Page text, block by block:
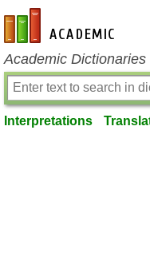
en-academic.com
Academic
Interpretations